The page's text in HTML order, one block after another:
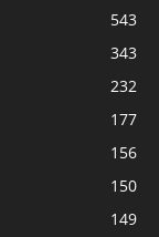
543
343
232
177
156
150
149